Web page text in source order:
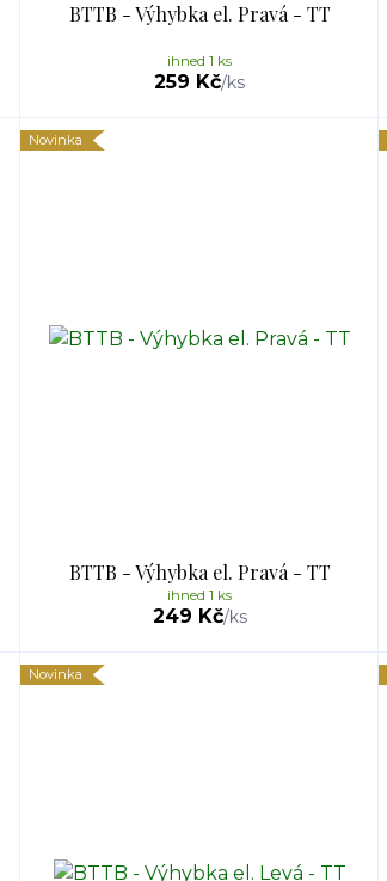
BTTB - Výhybka el. Pravá - TT
259 Kč/ks
ihned 1 ks
Novinka
BTTB - Výhybka el. Pravá - TT
249 Kč/ks
ihned 1 ks
Novinka